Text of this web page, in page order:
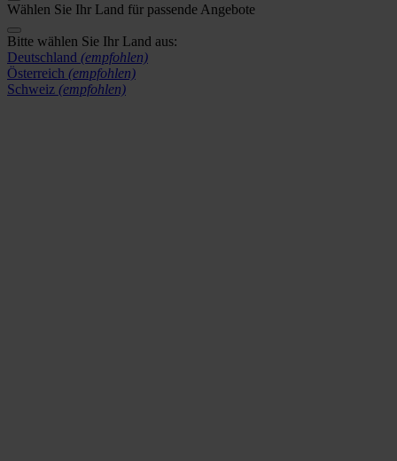
Wählen Sie Ihr Land für passende Angebote
Bitte wählen Sie Ihr Land aus:
Deutschland (empfohlen)
Österreich (empfohlen)
Schweiz (empfohlen)